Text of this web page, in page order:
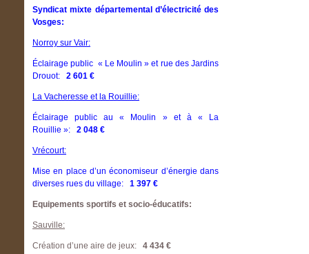
Syndicat mixte départemental d’électricité des
Vosges:
Norroy sur Vair:
Éclairage public « Le Moulin » et rue des Jardins
Drouot: 2 601 €
La Vacheresse et la Rouillie:
Éclairage public au « Moulin » et à « La
Rouillie »: 2 048 €
Vrécourt:
Mise en place d’un économiseur d’énergie dans
diverses rues du village: 1 397 €
Equipements sportifs et socio-éducatifs:
Sauville:
Création d’une aire de jeux: 4 434 €